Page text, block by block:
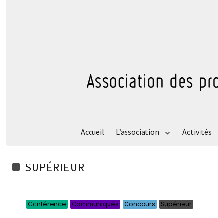
Accueil L’association Activités
SUPÉRIEUR
Conférence Communiqués Concours Supérieur